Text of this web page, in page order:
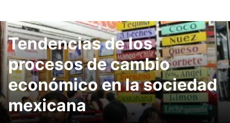
Tendencias de los
procesos de cambio
económico en la sociedad
mexicana